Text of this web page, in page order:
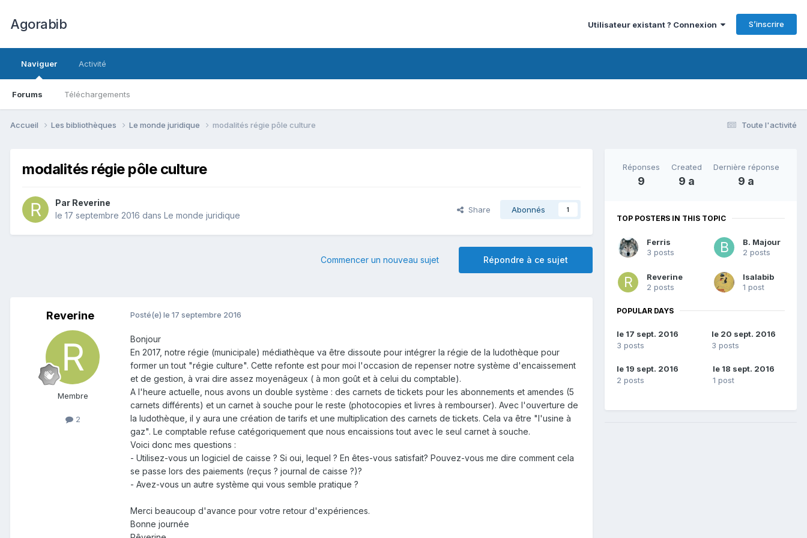
Agorabib Utilisateur existant ? Connexion S’inscrire
Naviguer
Forums Téléchargements
Activité
Toute l'activité
Accueil Les bibliothèques Le monde juridique modalités régie pôle culture
modalités régie pôle culture
Par Reverine
le 17 septembre 2016 dans Le monde juridique
Share Abonnés 1
Répondre à ce sujet
Commencer un nouveau sujet
Reverine
Membre
2
Posté(e) le 17 septembre 2016
Bonjour
En 2017, notre régie (municipale) médiathèque va être dissoute pour intégrer la régie de la ludothèque pour
former un tout "régie culture". Cette refonte est pour moi l'occasion de repenser notre système d'encaissement
et de gestion, à vrai dire assez moyenâgeux ( à mon goût et à celui du comptable).
A l'heure actuelle, nous avons un double système : des carnets de tickets pour les abonnements et amendes (5
carnets différents) et un carnet à souche pour le reste (photocopies et livres à rembourser). Avec l'ouverture de
la ludothèque, il y aura une création de tarifs et une multiplication des carnets de tickets. Cela va être "l'usine à
gaz". Le comptable refuse catégoriquement que nous encaissions tout avec le seul carnet à souche.
Voici donc mes questions :
- Utilisez-vous un logiciel de caisse ? Si oui, lequel ? En êtes-vous satisfait? Pouvez-vous me dire comment cela
se passe lors des paiements (reçus ? journal de caisse ?)?
- Avez-vous un autre système qui vous semble pratique ?
Merci beaucoup d'avance pour votre retour d'expériences.
Bonne journée
Réponses
9
Created
9 a
Dernière réponse
9 a
TOP POSTERS IN THIS TOPIC
Ferris
3 posts
B. Majour
2 posts
Reverine
2 posts
Isalabib
1 post
POPULAR DAYS
le 17 sept. 2016
3 posts
le 20 sept. 2016
3 posts
le 19 sept. 2016
2 posts
le 18 sept. 2016
1 post